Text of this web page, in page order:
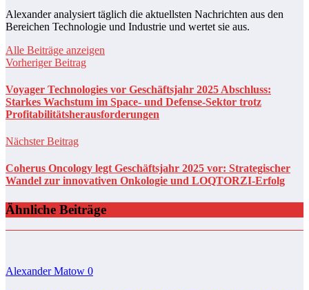
Alexander analysiert täglich die aktuellsten Nachrichten aus den
Bereichen Technologie und Industrie und wertet sie aus.
Alle Beiträge anzeigen
Vorheriger Beitrag
Voyager Technologies vor Geschäftsjahr 2025 Abschluss:
Starkes Wachstum im Space- und Defense-Sektor trotz
Profitabilitätsherausforderungen
Nächster Beitrag
Coherus Oncology legt Geschäftsjahr 2025 vor: Strategischer
Wandel zur innovativen Onkologie und LOQTORZI-Erfolg
Ähnliche Beiträge
Alexander Matow 0